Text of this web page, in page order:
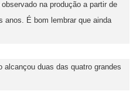
na produção a partir de
anos. É bom lembrar que ainda
duas das quatro grandes